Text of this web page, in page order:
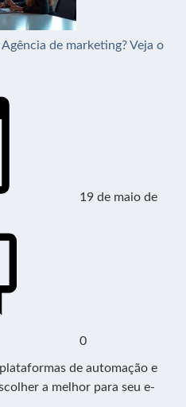
de marketing? Veja o
19 de maio de
0
de automação e
a melhor para seu e-